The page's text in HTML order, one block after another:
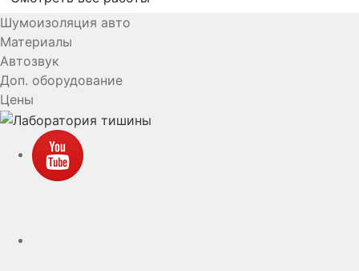
Шумоизоляция авто
Материалы
Автозвук
Доп. оборудование
Цены